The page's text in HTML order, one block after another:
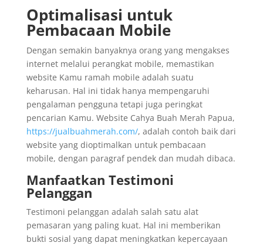
Optimalisasi untuk
Pembacaan Mobile
Dengan semakin banyaknya orang yang mengakses
internet melalui perangkat mobile, memastikan
website Kamu ramah mobile adalah suatu
keharusan. Hal ini tidak hanya mempengaruhi
pengalaman pengguna tetapi juga peringkat
pencarian Kamu. Website Cahya Buah Merah Papua,
https://jualbuahmerah.com/, adalah contoh baik dari
website yang dioptimalkan untuk pembacaan
mobile, dengan paragraf pendek dan mudah dibaca.
Manfaatkan Testimoni
Pelanggan
Testimoni pelanggan adalah salah satu alat
pemasaran yang paling kuat. Hal ini memberikan
bukti sosial yang dapat meningkatkan kepercayaan